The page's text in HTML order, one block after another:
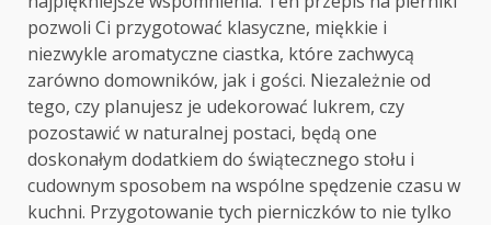
pozwoli Ci przygotować klasyczne, miękkie i
niezwykle aromatyczne ciastka, które zachwycą
zarówno domowników, jak i gości. Niezależnie od
tego, czy planujesz je udekorować lukrem, czy
pozostawić w naturalnej postaci, będą one
doskonałym dodatkiem do świątecznego stołu i
cudownym sposobem na wspólne spędzenie czasu w
kuchni. Przygotowanie tych pierniczków to nie tylko